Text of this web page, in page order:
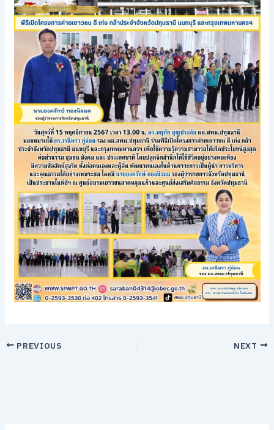
PREVIOUS NEXT